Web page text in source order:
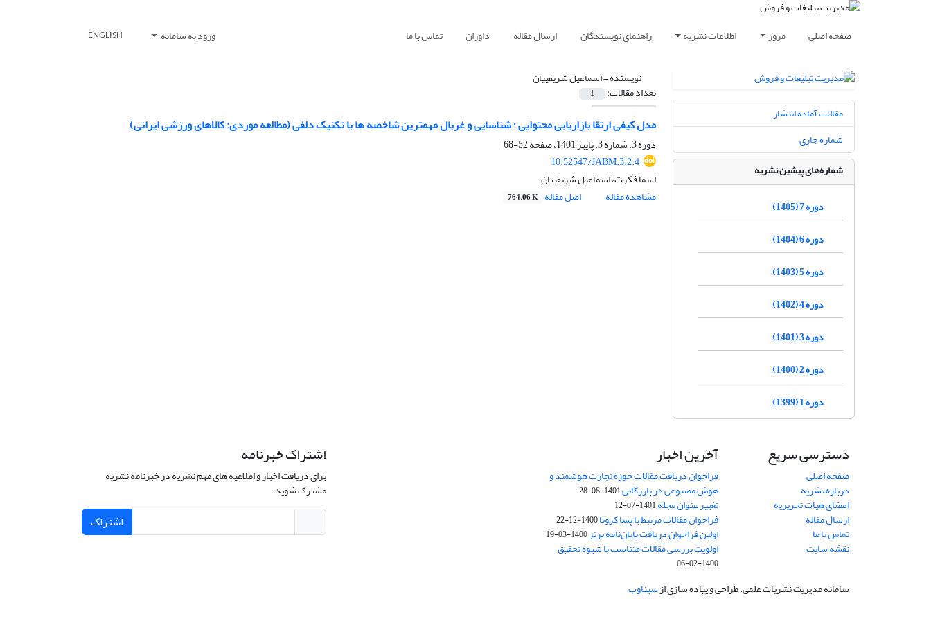
صفحه اصلی مرور اطلاعات نشریه راهنمای نویسندگان ارسال مقاله داوران تماس با ما ورود به سامانه ENGLISH
نویسنده =اسماعیل شریفییان
تعداد مقالات: 1
مدل کیفی ارتقا بازاریابی محتوایی ؛ شناسایی و غربال مهمترین شاخصه ها با تکنیک دلفی (مطالعه موردی: کالاهای ورزشی ایرانی)
دوره 3، شماره 3، پاییز 1401، صفحه
52-68
10.52547/JABM.3.2.4
اسما فکرت، اسماعیل شریفییان
مشاهده مقاله
اصل مقاله 764.06 K
مقالات آماده انتشار
شماره جاری
شماره‌های پیشین نشریه
دوره 7 (1405)
دوره 6 (1404)
دوره 5 (1403)
دوره 4 (1402)
دوره 3 (1401)
دوره 2 (1400)
دوره 1 (1399)
دسترسی سریع
صفحه اصلی
درباره نشریه
اعضای هیات تحریریه
ارسال مقاله
تماس با ما
نقشه سایت
آخرین اخبار
فراخوان دریافت مقالات حوزه تجارت هوشمند و
هوش مصنوعی در بازرگانی1401-08-28
تغییر عنوان مجله1401-07-12
فراخوان مقالات مرتبط با پسا کرونا1400-12-22
اولین فراخوان دریافت پایان‌نامه برتر1400-03-19
اولویت بررسی مقالات متناسب با شیوه تحقیق
1400-02-06
اشتراک خبرنامه
برای دریافت اخبار و اطلاعیه های مهم نشریه در خبرنامه نشریه
مشترک شوید.
اشتراک
سامانه مدیریت نشریات علمی.طراحی و پیاده سازی ازسیناوب